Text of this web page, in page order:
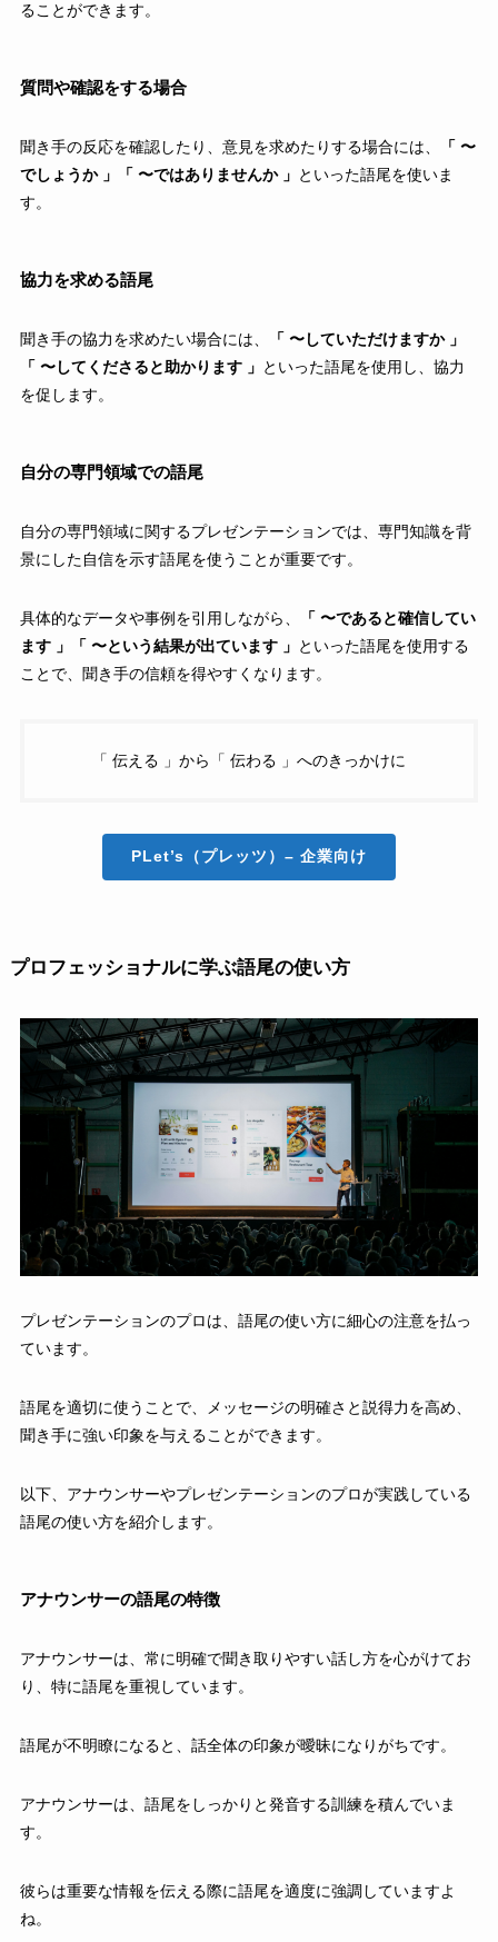
ることができます。
質問や確認をする場合
聞き手の反応を確認したり、意見を求めたりする場合には、
「 〜
でしょうか 」「 〜ではありませんか 」 といった語尾を使いま
す。
協力を求める語尾
聞き手の協力を求めたい場合には、
「 〜していただけますか 」
「 〜してくださると助かります 」 といった語尾を使用し、協力
を促します。
自分の専門領域での語尾
自分の専門領域に関するプレゼンテーションでは、専門知識を背
景にした自信を示す語尾を使うことが重要です。
具体的なデータや事例を引用しながら、
「 〜であると確信してい
ます 」「 〜という結果が出ています 」 といった語尾を使用する
ことで、聞き手の信頼を得やすくなります。
「 伝える 」から「 伝わる 」へのきっかけに
PLet’s（プレッツ） – 企業向け
プロフェッショナルに学ぶ語尾の使い方
プレゼンテーションのプロは、語尾の使い方に細心の注意を払っ
ています。
語尾を適切に使うことで、メッセージの明確さと説得力を高め、
聞き手に強い印象を与えることができます。
以下、アナウンサーやプレゼンテーションのプロが実践している
語尾の使い方を紹介します。
アナウンサーの語尾の特徴
アナウンサーは、常に明確で聞き取りやすい話し方を心がけてお
り、特に語尾を重視しています。
語尾が不明瞭になると、話全体の印象が曖昧になりがちです。
アナウンサーは、語尾をしっかりと発音する訓練を積んでいま
す。
彼らは重要な情報を伝える際に語尾を適度に強調していますよ
ね。